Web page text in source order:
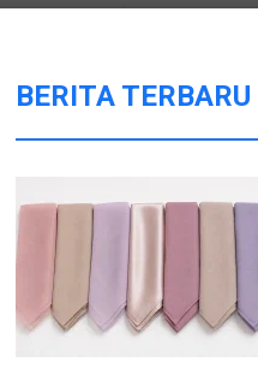
BERITA TERBARU